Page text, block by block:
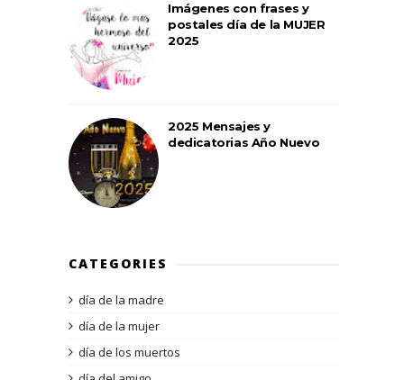
Imágenes con frases y
postales día de la MUJER
2025
2025 Mensajes y
dedicatorias Año Nuevo
CATEGORIES
día de la madre
día de la mujer
día de los muertos